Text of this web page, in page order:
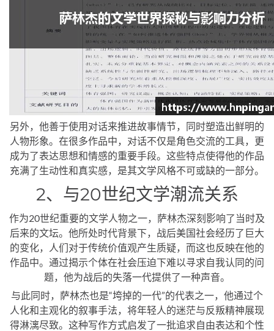
另外，他善于使用对话来推进故事情节，同时塑造出鲜明的
人物形象。在很多作品中，对话不仅是角色交流的工具，更
成为了表达思想和情感的重要手段。这些特点使得他的作品
充满了生动性和真实感，是其文学风格不可或缺的一部分。
2、与20世纪文学潮流关系
作为20世纪重要的文学人物之一，萨林杰深刻影响了当时及
后来的文坛。他所处时代背景下，战后美国社会经历了巨大
的变化，人们对于传统价值观产生质疑，而这也反映在他的
作品中。通过揭示个体在社会压迫下难以寻求自我认同的问
题，他为战后的失落一代提供了一种声音。
与此同时，萨林杰也是“垮掉的一代”的代表之一，他通过个
人化和主观化的叙事手法，将年轻人的迷茫与反叛精神展现
得淋漓尽致。这种写作方式启发了一批追求自由表达和个性